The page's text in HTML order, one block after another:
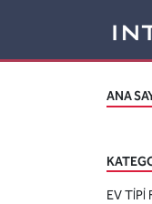
ANA
EV TİPİ